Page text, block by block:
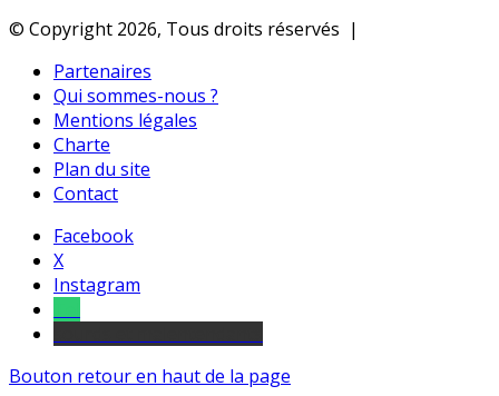
© Copyright 2026, Tous droits réservés |
Partenaires
Qui sommes-nous ?
Mentions légales
Charte
Plan du site
Contact
Facebook
X
Instagram
Bouton retour en haut de la page